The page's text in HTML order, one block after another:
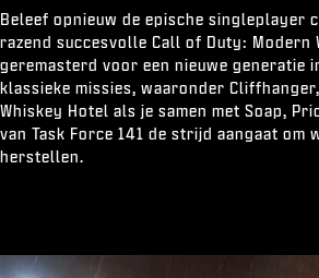
Beleef opnieuw de epische singleplayer
razend succesvolle Call of Duty: Modern
geremasterd voor een nieuwe generatie
klassieke missies, waaronder Cliffhanger,
Whiskey Hotel als je samen met Soap,
van Task Force 141 de strijd aangaat om
herstellen.